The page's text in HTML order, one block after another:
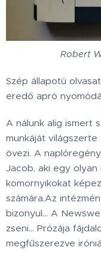
Robert
Szép állapotú
eredő apró
A nálunk alig ismert
munkáját
övezi. A
Jacob, aki egy olyan
komornyikokat
számára.Az
bizonyul… A
zseni… Prózája
megfűszerezve